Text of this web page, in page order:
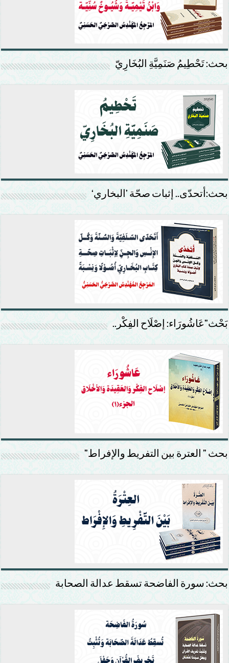
بحث: تَحْطِيمُ صَنَمِيَّةِ البُخَارِيّ
بحث:أتحدّى.. إثبات صحّة ’البخاري‘
بَحْث”عَاشُورَاء: إصْلَاح الفِكْر..
بحث ” العترة بين التفريط والإفراط”
بحث: سورة الفاضحة تسقط عدالة الصحابة